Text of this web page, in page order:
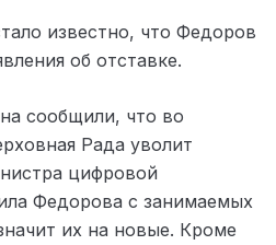
известно, что Федоров
об отставке.
сообщили, что во
Рада уволит
цифровой
Федорова с занимаемых
их на новые. Кроме